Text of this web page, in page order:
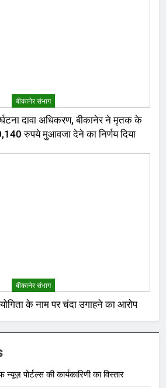
बीकानेर संभाग
दावा अधिकरण, बीकानेर ने मृतक के
रुपये मुआवजा देने का निर्णय दिया
बीकानेर संभाग
के नाम पर चंदा उगाहने का आरोप
पोर्टल्स की कार्यकारिणी का विस्तार